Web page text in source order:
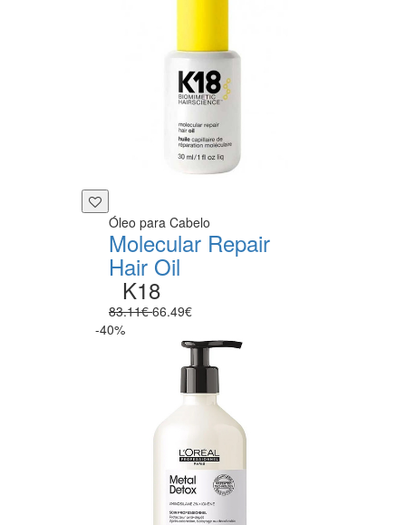
Óleo para Cabelo
Molecular Repair
Hair Oil
K18
83.11€66.49€
-40%